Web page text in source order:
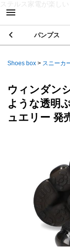
ステルス家電が楽しい
パンプス
Shoes box > スニーカ
ウィンダン
ような透明
ュエリー 発